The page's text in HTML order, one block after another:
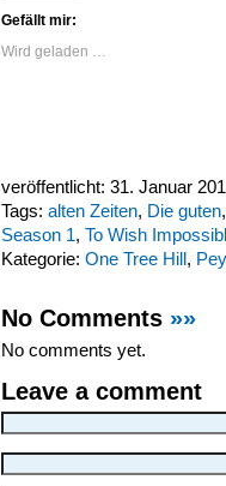
Gefällt mir:
Wird geladen …
veröffentlicht: 31. Januar
Tags: alten Zeiten, Die guten
Season 1, To Wish
Kategorie: One Tree Hill ,
No Comments »»
No comments yet.
Leave a comment